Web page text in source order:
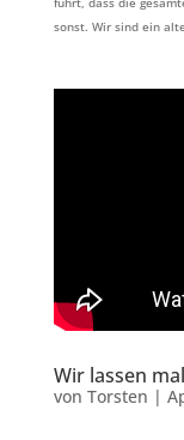
sonst. Wir sind ein
Wir lassen
von Torsten |